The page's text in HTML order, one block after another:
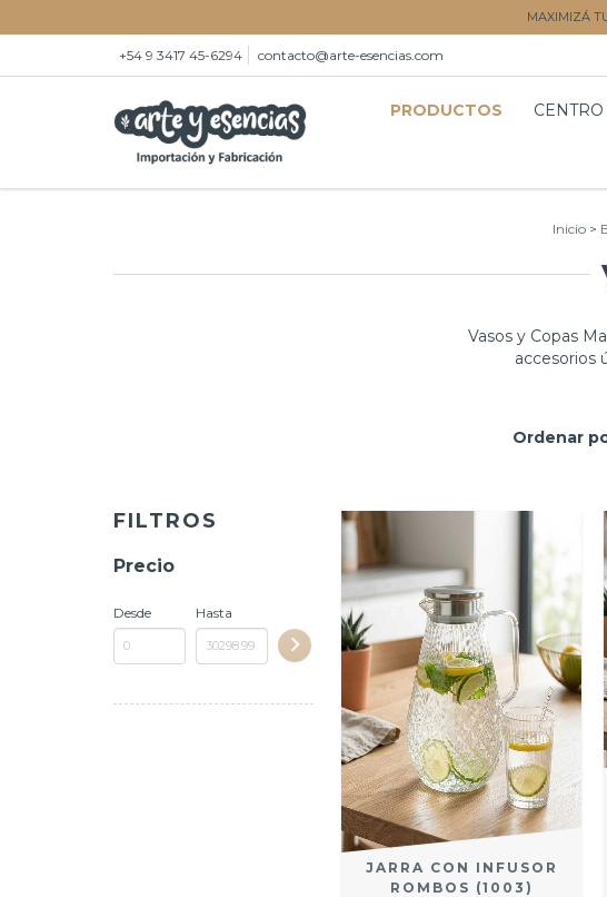
MAXIMIZÁ
+54 9 3417 45-6294 contacto@arte-esencias.com
PRODUCTOS
Inicio >
Vasos y Copas
accesorios
Ordenar
FILTROS
Precio
Desde Hasta
JARRA CON INFUSOR
ROMBOS (1003)